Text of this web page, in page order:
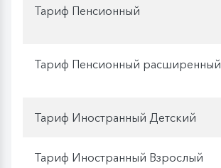
Тариф Пенсионный
Тариф Пенсионный расширенный
Тариф Иностранный Детский
Тариф Иностранный Взрослый